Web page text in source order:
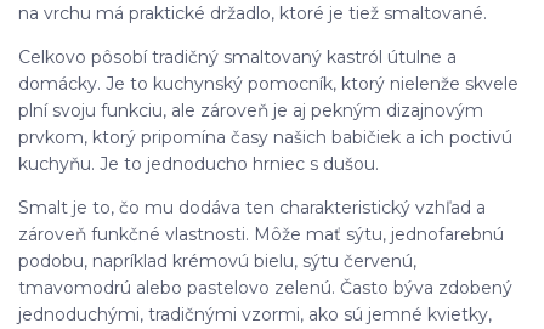
na vrchu má praktické držadlo, ktoré je tiež smaltované.
Celkovo pôsobí tradičný smaltovaný kastról útulne a
domácky. Je to kuchynský pomocník, ktorý nielenže skvele
plní svoju funkciu, ale zároveň je aj pekným dizajnovým
prvkom, ktorý pripomína časy našich babičiek a ich poctivú
kuchyňu. Je to jednoducho hrniec s dušou.
Smalt je to, čo mu dodáva ten charakteristický vzhľad a
zároveň funkčné vlastnosti. Môže mať sýtu, jednofarebnú
podobu, napríklad krémovú bielu, sýtu červenú,
tmavomodrú alebo pastelovo zelenú. Často býva zdobený
jednoduchými, tradičnými vzormi, ako sú jemné kvietky,